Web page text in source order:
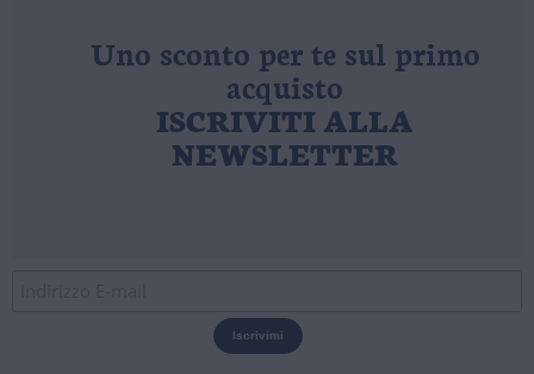
Uno sconto per te sul primo
acquisto
ISCRIVITI ALLA
NEWSLETTER